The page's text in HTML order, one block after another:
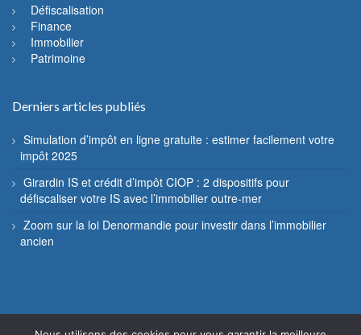
Défiscalisation
Finance
Immobilier
Patrimoine
Derniers articles publiés
Simulation d’impôt en ligne gratuite : estimer facilement votre
impôt 2025
Girardin IS et crédit d’impôt CIOP : 2 dispositifs pour
défiscaliser votre IS avec l’immobilier outre-mer
Zoom sur la loi Denormandie pour investir dans l’immobilier
ancien